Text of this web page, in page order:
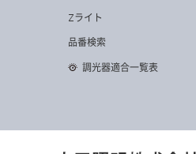
Zライト
品番検索
調光器適合一覧表